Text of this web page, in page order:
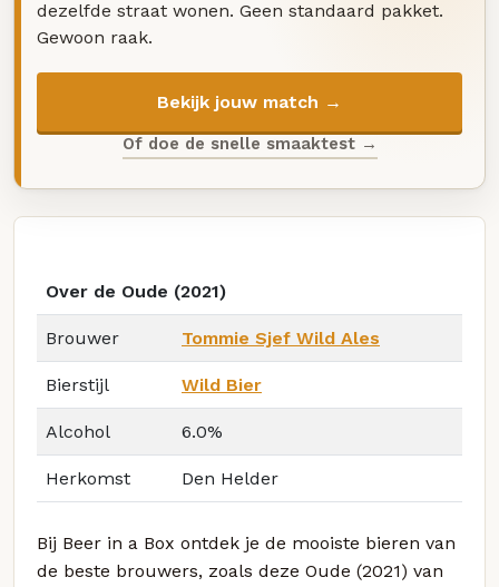
dezelfde straat wonen. Geen standaard pakket.
Gewoon raak.
Bekijk jouw match →
Of doe de snelle smaaktest →
Over de Oude (2021)
Brouwer Tommie Sjef Wild Ales
Bierstijl Wild Bier
Alcohol 6.0%
Herkomst Den Helder
Bij Beer in a Box ontdek je de mooiste bieren van
de beste brouwers, zoals deze Oude (2021) van